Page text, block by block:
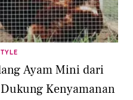
Ayam Mini dari
Kenyamanan